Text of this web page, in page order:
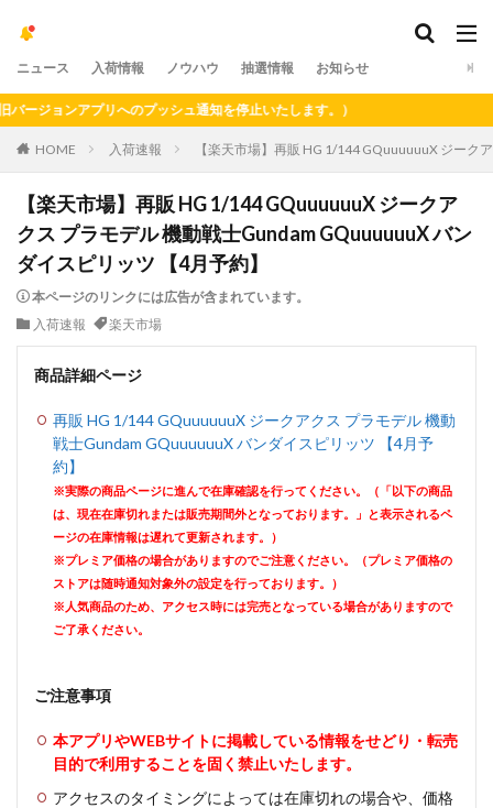
ニュース 入荷情報 ノウハウ 抽選情報 お知らせ
ンアプリへのプッシュ通知を停止いたします。）
HOME 入荷速報 【楽天市場】再販 HG 1/144 GQuuuuuuX ジー
【楽天市場】再販 HG 1/144 GQuuuuuuX ジークア
クス プラモデル 機動戦士Gundam GQuuuuuuX バン
ダイスピリッツ 【4月予約】
本ページのリンクには広告が含まれています。
入荷速報
楽天市場
商品詳細ページ
再販 HG 1/144 GQuuuuuuX ジークアクス プラモデル 機動
戦士Gundam GQuuuuuuX バンダイスピリッツ 【4月予
約】
※実際の商品ページに進んで在庫確認を行ってください。（「以下の商品
は、現在在庫切れまたは販売期間外となっております。」と表示されるペ
ージの在庫情報は遅れて更新されます。）
※プレミア価格の場合がありますのでご注意ください。（プレミア価格の
ストアは随時通知対象外の設定を行っております。）
※人気商品のため、アクセス時には完売となっている場合がありますので
ご了承ください。
ご注意事項
本アプリやWEBサイトに掲載している情報をせどり・転売
目的で利用することを固く禁止いたします。
アクセスのタイミングによっては在庫切れの場合や、価格